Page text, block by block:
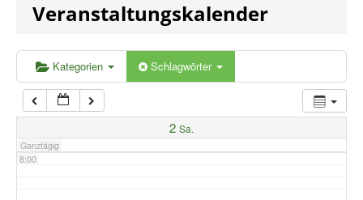
Veranstaltungskalender
Kategorien Schlagwörter
2 Sa.
Ganztägig
5:00
6:00
7:00
8:00